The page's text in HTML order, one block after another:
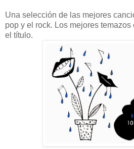
Una selección de las mejores
pop y el rock. Los mejores
el título.